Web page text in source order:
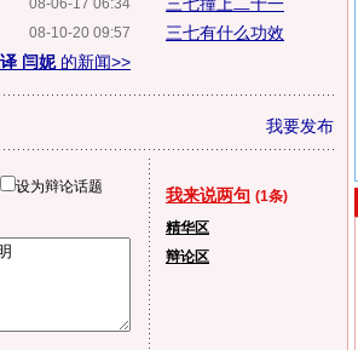
08-06-17 06:34
08-10-20 09:57
闫妮的新闻>>
三七有什么功效
我要发布
设为辩论话题 我来说两句 (1条)
精华区
辩论区